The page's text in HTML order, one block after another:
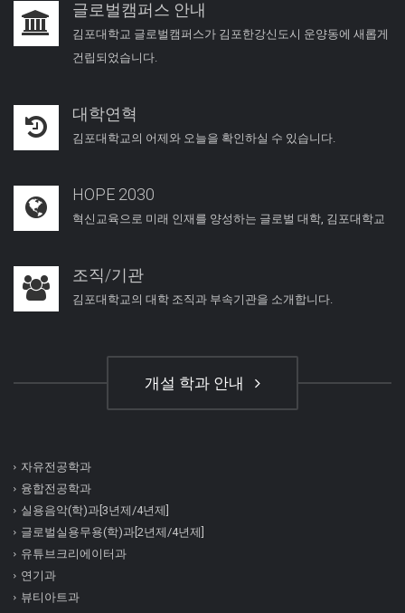
글로벌캠퍼스 안내
김포대학교 글로벌캠퍼스가 김포한강신도시 운양동에 새롭게
건립되었습니다.
대학연혁
김포대학교의 어제와 오늘을 확인하실 수 있습니다.
HOPE 2030
혁신교육으로 미래 인재를 양성하는 글로벌 대학, 김포대학교
조직/기관
김포대학교의 대학 조직과 부속기관을 소개합니다.
개설 학과 안내
자유전공학과
융합전공학과
실용음악(학)과[3년제/4년제]
글로벌실용무용(학)과[2년제/4년제]
유튜브크리에이터과
연기과
뷰티아트과